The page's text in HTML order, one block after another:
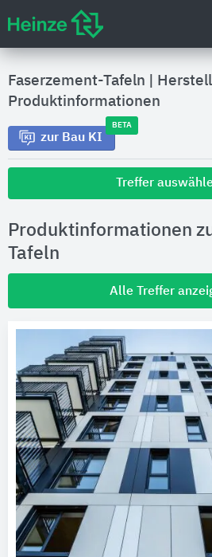
Faserzement-Tafeln
Produktinformationen
zur Bau KI
BETA
Treffer
Hersteller
Produktinformationen
Produktdaten
Ausschreibungstexte
CAD-Details
Architekturobjekte
Expertenprofile
Produktinformationen
Tafeln
Alle Treffer